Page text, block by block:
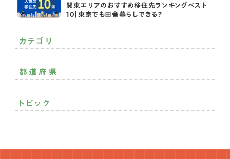
関東エリアのおすすめ移住先ランキングベスト
10｜東京でも田舎暮らしできる？
カテゴリ
その他
都道府県
関東
中国
トピック
地域貢献 定年後の暮らし お金の話 起業・創業